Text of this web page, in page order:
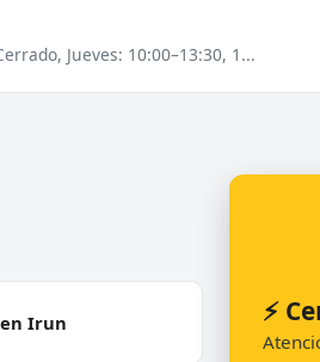
Jueves: 10:00–13:30, 1...
Irun ⚡